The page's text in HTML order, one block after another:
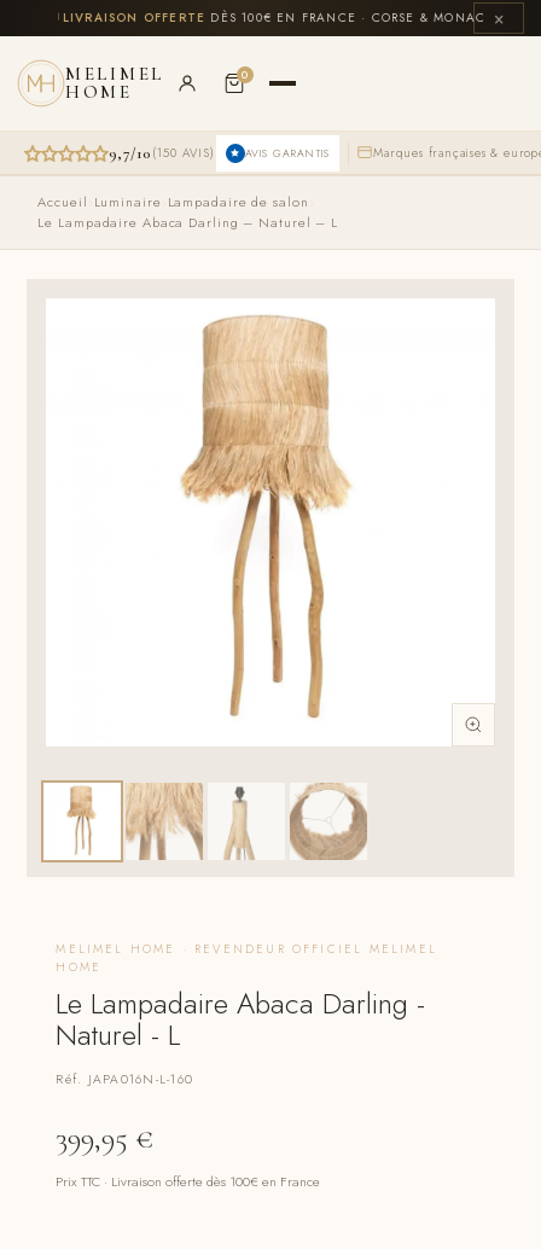
au
contenu
LIVRAISON OFFERTEDÈS 100€ EN FRANCE · CORSE & MONACO INCLUS
×
MELIMEL
HOME
0
9,7/10 (150 AVIS) AVIS GARANTIS Marques françaises &
Accueil Luminaire Lampadaire de salon
Le Lampadaire Abaca Darling – Naturel – L
MELIMEL HOME · REVENDEUR OFFICIEL MELIMEL
HOME
Le Lampadaire Abaca Darling -
Naturel - L
Réf. JAPA016N-L-160
399,95 €
Prix TTC · Livraison offerte dès 100€ en France